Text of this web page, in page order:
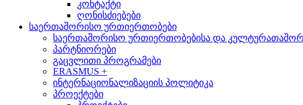
კონტაქტი
ღონისძიებები
საერთაშორისო ურთიერთობები
საერთაშორისო ურთიერთობებისა და
პარტნიორები
გაცვლითი პროგრამები
ERASMUS +
ინტერნაციონალიზაციის პოლიტიკა
პროექტები